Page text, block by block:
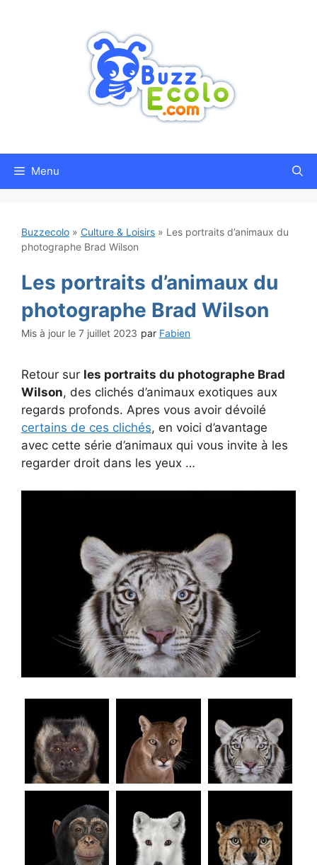
Menu
Buzzecolo » Culture & Loisirs » Les portraits d’animaux du
photographe Brad Wilson
Les portraits d’animaux du
photographe Brad Wilson
7 juillet 2023 par Fabien
Retour sur les portraits du photographe Brad
Wilson, des clichés d’animaux exotiques aux
regards profonds. Apres vous avoir dévoilé
certains de ces clichés, en voici d’avantage
avec cette série d’animaux qui vous invite à les
regarder droit dans les yeux …